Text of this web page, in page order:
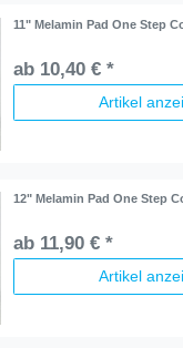
11" Melamin Pad One Step
ab 10,40 € *
Artikel
12" Melamin Pad One Step
ab 11,90 € *
Artikel